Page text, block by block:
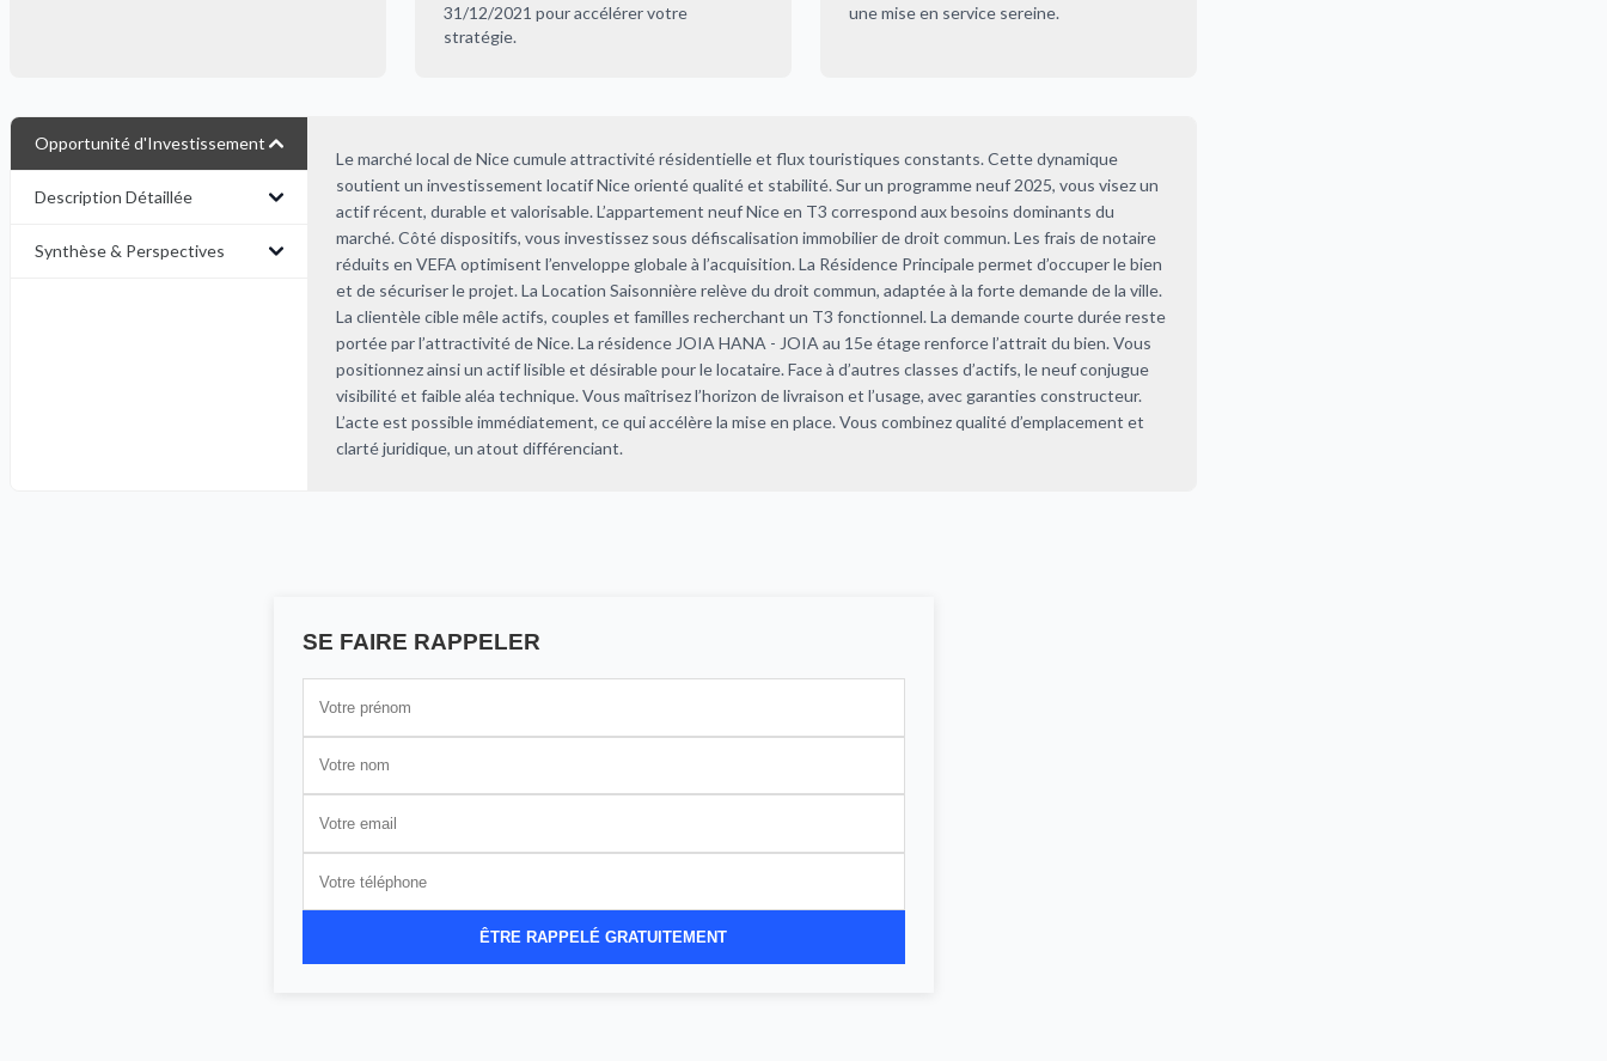
31/12/2021 pour accélérer votre
stratégie.
une mise en service sereine.
Opportunité d'Investissement
Description Détaillée
Synthèse & Perspectives
Le marché local de Nice cumule attractivité résidentielle et flux touristiques constants. Cette dynamique
soutient un investissement locatif Nice orienté qualité et stabilité. Sur un programme neuf 2025, vous visez un
actif récent, durable et valorisable. L’appartement neuf Nice en T3 correspond aux besoins dominants du
marché. Côté dispositifs, vous investissez sous défiscalisation immobilier de droit commun. Les frais de notaire
réduits en VEFA optimisent l’enveloppe globale à l’acquisition. La Résidence Principale permet d’occuper le bien
et de sécuriser le projet. La Location Saisonnière relève du droit commun, adaptée à la forte demande de la ville.
La clientèle cible mêle actifs, couples et familles recherchant un T3 fonctionnel. La demande courte durée reste
portée par l’attractivité de Nice. La résidence JOIA HANA - JOIA au 15e étage renforce l’attrait du bien. Vous
positionnez ainsi un actif lisible et désirable pour le locataire. Face à d’autres classes d’actifs, le neuf conjugue
visibilité et faible aléa technique. Vous maîtrisez l’horizon de livraison et l’usage, avec garanties constructeur.
L’acte est possible immédiatement, ce qui accélère la mise en place. Vous combinez qualité d’emplacement et
clarté juridique, un atout différenciant.
SE FAIRE RAPPELER
ÊTRE RAPPELÉ GRATUITEMENT